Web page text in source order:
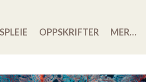
OPPSKRIFTER MER…